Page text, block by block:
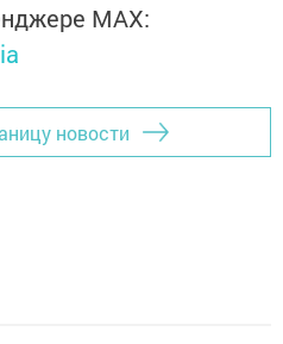
MАХ:
новости